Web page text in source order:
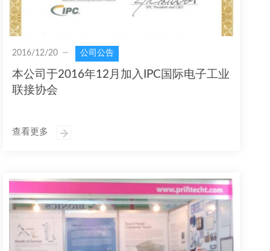
2016/12/20 公司公告
本公司于2016年12月加入IPC国际电子工业
联接协会
查看更多